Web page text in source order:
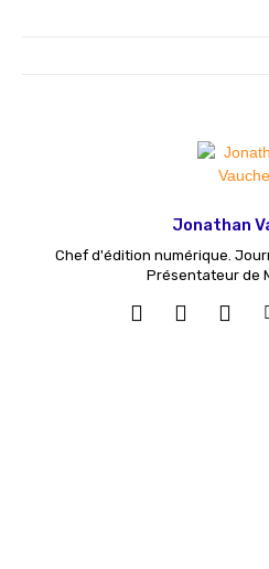
Jonathan
Chef d'édition numérique.
Présentateur de